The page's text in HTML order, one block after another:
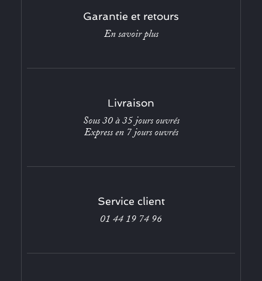
Garantie et retours
En savoir plus
Livraison
Sous 30 à 35 jours ouvrés
Express en 7 jours ouvrés
Service client
01 44 19 74 96